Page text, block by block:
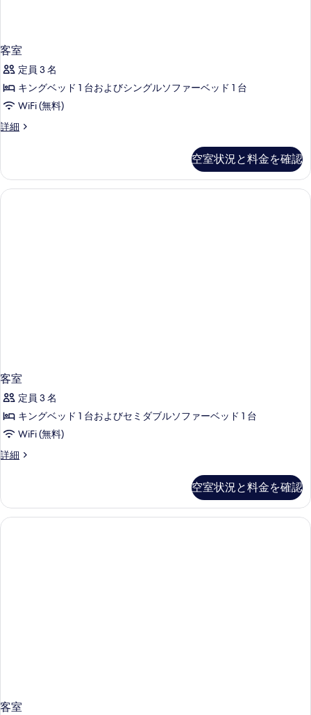
客室
定員 3 名
キングベッド 1 台およびシングルソファーベッド 1 台
WiFi (無料)
詳細
客
細
空室状況と料金を確認
客室
定員 3 名
キングベッド 1 台およびセミダブルソファーベッド 1 台
WiFi (無料)
詳細
客
細
空室状況と料金を確認
客室